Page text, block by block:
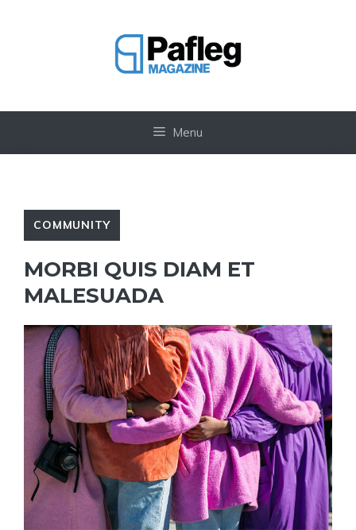
Menu
COMMUNITY
MORBI QUIS DIAM ET
MALESUADA